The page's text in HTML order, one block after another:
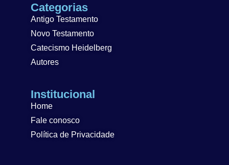
Categorias
Antigo Testamento
Novo Testamento
Catecismo Heidelberg
Autores
Institucional
Home
Fale conosco
Política de Privacidade